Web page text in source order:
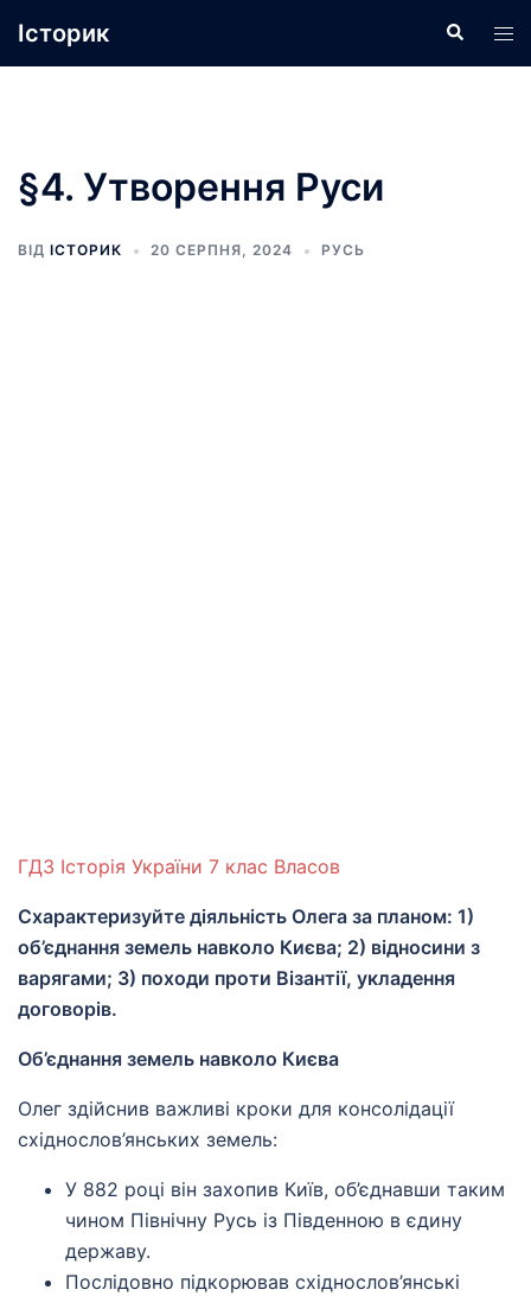
доІсторик Пошук
§4. Утворення Руси
ВІД ІСТОРИК 20 СЕРПНЯ, 2024 РУСЬ
ГДЗ Історія України 7 клас Власов
Схарактеризуйте діяльність Олега за планом: 1)
об’єднання земель навколо Києва; 2) відносини з
варягами; 3) походи проти Візантії, укладення
договорів.
Об’єднання земель навколо Києва
Олег здійснив важливі кроки для консолідації
східнослов’янських земель:
У 882 році він захопив Київ, об’єднавши таким
чином Північну Русь із Південною в єдину
державу.
Послідовно підкорював східнослов’янські